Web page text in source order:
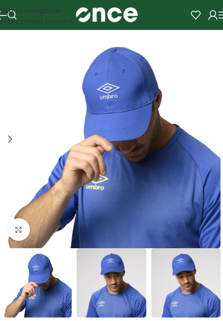
Skip to navigation
Skip to main content
Amplía la Imagen